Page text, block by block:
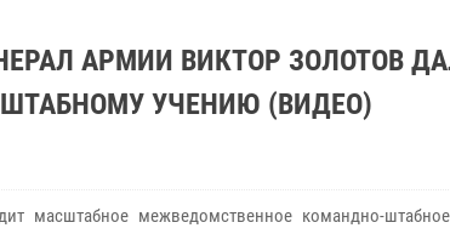
АРМИИ ВИКТОР ЗОЛОТОВ
УЧЕНИЮ (ВИДЕО)
масштабное межведомственное командно-